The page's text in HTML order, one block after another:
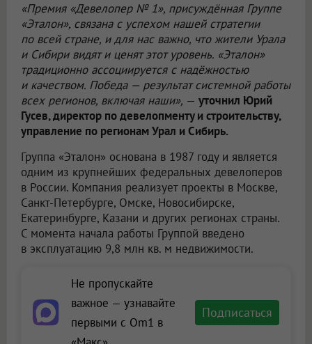
«Премия «Девелопер № 1», присуждённая Группе
«Эталон», связана с успехом нашей стратегии
по всей стране, и для нас важно, что жители Урала
и Сибири видят и ценят этот уровень. «Эталон»
традиционно ассоциируется с надёжностью
и качеством. Победа — результат системной работы
всех регионов, включая наши», — уточнил Юрий
Гусев, директор по девелопменту и строительству,
управление по регионам Урал и Сибирь.
Группа «Эталон» основана в 1987 году и является
одним из крупнейших федеральных девелоперов
в России. Компания реализует проекты в Москве,
Санкт-Петербурге, Омске, Новосибирске,
Екатеринбурге, Казани и других регионах страны.
С момента начала работы Группой введено
в эксплуатацию 9,8 млн кв. м недвижимости.
Не пропускайте
важное — узнавайте
первыми с Om1 в
Подписаться